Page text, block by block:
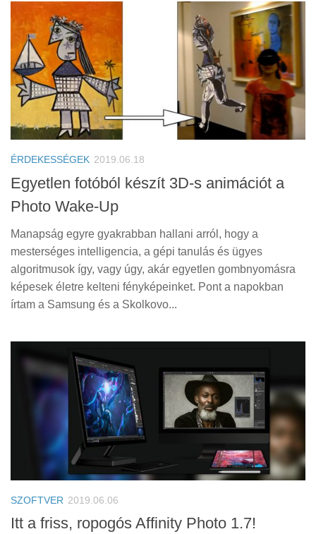
ÉRDEKESSÉGEK 2019.06.18
Egyetlen fotóból készít 3D-s animációt a
Photo Wake-Up
Manapság egyre gyakrabban hallani arról, hogy a
mesterséges intelligencia, a gépi tanulás és ügyes
algoritmusok így, vagy úgy, akár egyetlen gombnyomásra
képesek életre kelteni fényképeinket. Pont a napokban
írtam a Samsung és a Skolkovo...
SZOFTVER 2019.06.06
Itt a friss, ropogós Affinity Photo 1.7!